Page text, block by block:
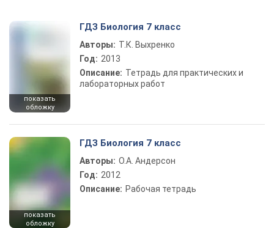
показать
обложку
ГДЗ Биология 7 класс
Авторы: Т.К. Выхренко
Год: 2013
Описание: Тетрадь для практических и
лабораторных работ
показать
обложку
ГДЗ Биология 7 класс
Авторы: О.А. Андерсон
Год: 2012
Описание: Рабочая тетрадь